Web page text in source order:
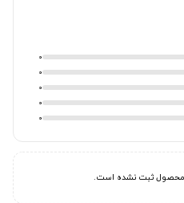
0
0
0
0
0
محصول ثبت نشده است.